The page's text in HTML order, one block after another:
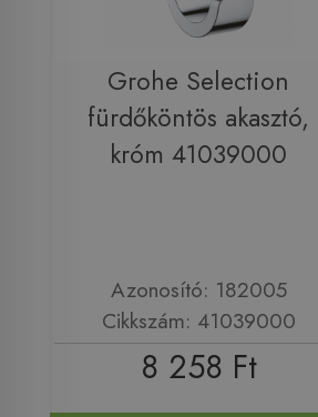
Grohe Selection
fürdőköntös akasztó,
króm 41039000
Azonosító: 182005
Cikkszám: 41039000
8 258 Ft